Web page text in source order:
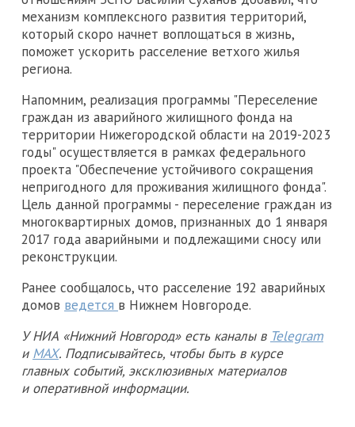
механизм комплексного развития территорий,
который скоро начнет воплощаться в жизнь,
поможет ускорить расселение ветхого жилья
региона.
Напомним, реализация программы "Переселение
граждан из аварийного жилищного фонда на
территории Нижегородской области на 2019-2023
годы" осуществляется в рамках федерального
проекта "Обеспечение устойчивого сокращения
непригодного для проживания жилищного фонда".
Цель данной программы - переселение граждан из
многоквартирных домов, признанных до 1 января
2017 года аварийными и подлежащими сносу или
реконструкции.
Ранее сообщалось, что расселение 192 аварийных
домов ведется в Нижнем Новгороде.
У НИА «Нижний Новгород» есть каналы в Telegram
и MAX. Подписывайтесь, чтобы быть в курсе
главных событий, эксклюзивных материалов
и оперативной информации.